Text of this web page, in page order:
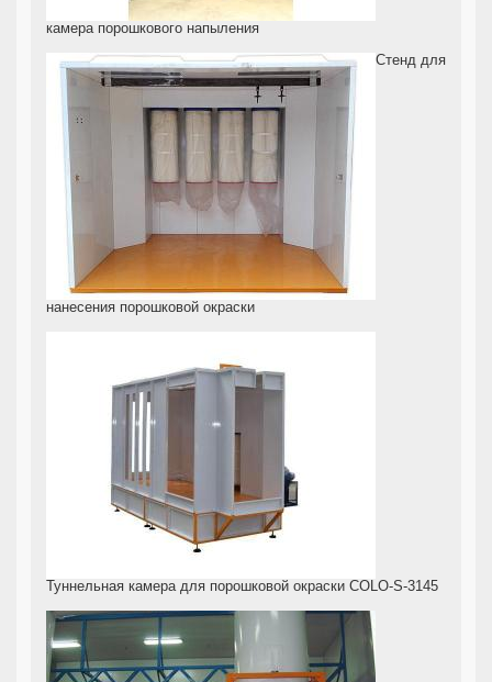
камера порошкового напыления
Стенд для
нанесения порошковой окраски
Туннельная камера для порошковой окраски COLO-S-3145